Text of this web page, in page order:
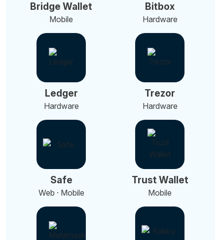
Bridge Wallet
Mobile
Bitbox
Hardware
Ledger
Hardware
Trezor
Hardware
Safe
Web · Mobile
Trust Wallet
Mobile